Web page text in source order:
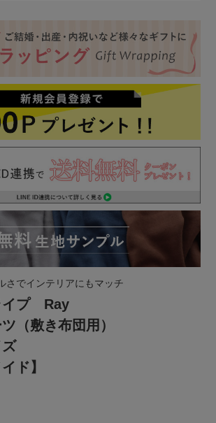
さでインテリアにもマッチ
イプ Ray
（敷き布団用）
ド】